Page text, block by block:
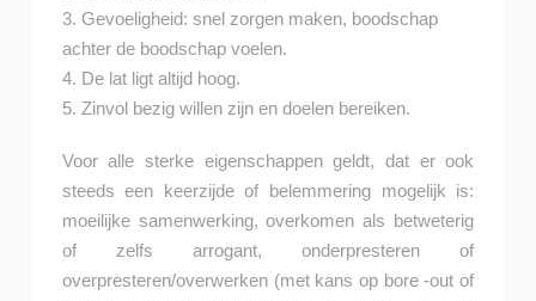
3. Gevoeligheid: snel zorgen maken, boodschap
achter de boodschap voelen.
4. De lat ligt altijd hoog.
5. Zinvol bezig willen zijn en doelen bereiken.
Voor alle sterke eigenschappen geldt, dat er ook
steeds een keerzijde of belemmering mogelijk is:
moeilijke samenwerking, overkomen als betweterig
of zelfs arrogant, onderpresteren of
overpresteren/overwerken (met kans op bore -out of